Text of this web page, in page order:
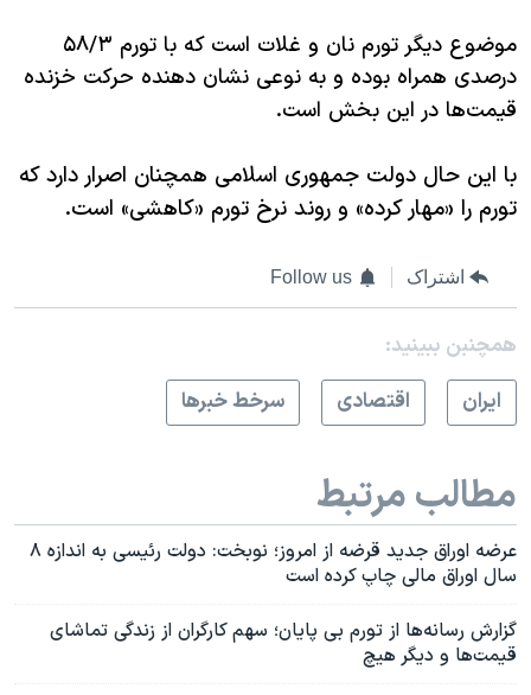
موضوع دیگر تورم نان و غلات است که با تورم ۵۸/۳
درصدی همراه بوده و به نوعی نشان دهنده حرکت خزنده
قیمت‌ها در این بخش است.
با این حال دولت جمهوری اسلامی همچنان اصرار دارد که
تورم را «مهار کرده» و روند نرخ تورم «کاهشی» است.
اشتراک Follow us
همچنبن ببینید:
ايران
اقتصادی سرخط خبرها
مطالب مرتبط
عرضه اوراق جدید قرضه از امروز؛ نوبخت: دولت رئیسی به اندازه ۸
سال اوراق مالی چاپ کرده است
گزارش رسانه‌ها از تورم بی پایان؛ سهم کارگران از زندگی تماشای
قیمت‌ها و دیگر هیچ